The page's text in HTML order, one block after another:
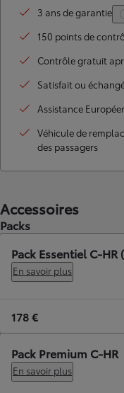
3 ans de garantie
150 points de
Contrôle gratuit
Satisfait ou
Assistance
Véhicule de
des passagers
Accessoires
Packs
Pack Essentiel C-HR
En savoir plus
178 €
Pack Premium C-HR
En savoir plus